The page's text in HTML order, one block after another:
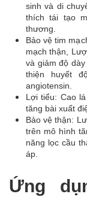
sinh và di
thích tái tạo
thương.
Bảo vệ tim
mạch thận,
và giảm độ
thiện huyết
angiotensin.
Lợi tiểu: Cao
tăng bài xuất
Bảo vệ thận:
trên mô hình
năng lọc cầu
áp.
Ứng